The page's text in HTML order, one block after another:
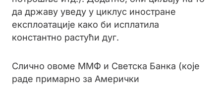
да државу уведу у циклус иностране
експлоатације како би исплатила
константно растући дуг.
Слично овоме ММФ и Светска Банка (које
раде примарно за Амерички